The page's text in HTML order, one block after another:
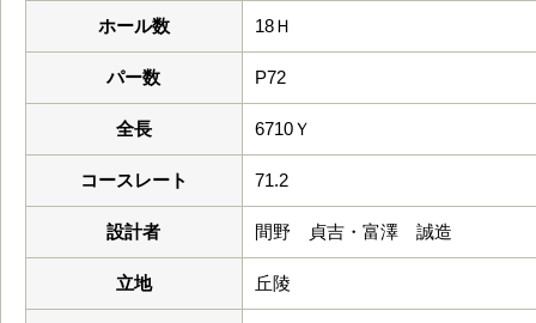
ホール数 18Ｈ
パー数 P72
全長 6710Ｙ
コースレート 71.2
設計者 間野 貞吉・富澤 誠造
立地 丘陵